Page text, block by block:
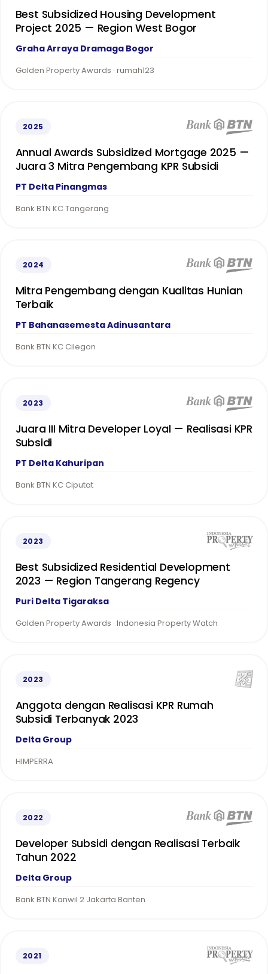
Best Subsidized Housing Development
Project 2025 — Region West Bogor
Graha Arraya Dramaga Bogor
Golden Property Awards · rumah123
2025
Annual Awards Subsidized Mortgage 2025 —
Juara 3 Mitra Pengembang KPR Subsidi
PT Delta Pinangmas
Bank BTN KC Tangerang
2024
Mitra Pengembang dengan Kualitas Hunian
Terbaik
PT Bahanasemesta Adinusantara
Bank BTN KC Cilegon
2023
Juara III Mitra Developer Loyal — Realisasi KPR
Subsidi
PT Delta Kahuripan
Bank BTN KC Ciputat
2023
Best Subsidized Residential Development
2023 — Region Tangerang Regency
Puri Delta Tigaraksa
Golden Property Awards · Indonesia Property Watch
2023
Anggota dengan Realisasi KPR Rumah
Subsidi Terbanyak 2023
Delta Group
HIMPERRA
2022
Developer Subsidi dengan Realisasi Terbaik
Tahun 2022
Delta Group
Bank BTN Kanwil 2 Jakarta Banten
2021